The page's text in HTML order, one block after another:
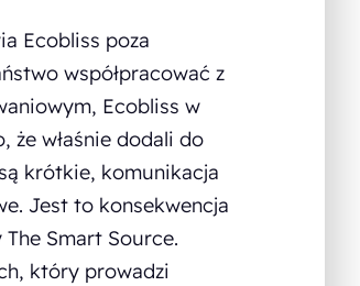
Ecobliss poza
współpracować z
Ecobliss w
że właśnie dodali do
krótkie, komunikacja
Jest to konsekwencja
Smart Source.
który prowadzi